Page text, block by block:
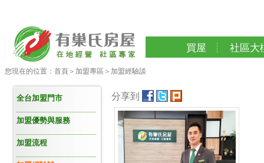
買屋 社區大
您現在的位置： 首頁 ＞ 加盟專區 ＞ 加盟經驗談
全台加盟門市
加盟優勢與服務
加盟流程
分享到